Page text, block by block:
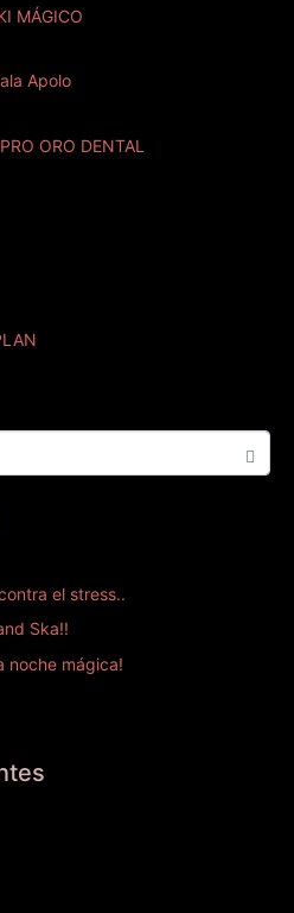
MÁGICO
Apolo
ORO DENTAL
el stress..
Ska!!
noche mágica!